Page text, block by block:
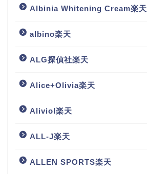
Albinia Whitening Cream楽天
albino楽天
ALG探偵社楽天
Alice+Olivia楽天
Aliviol楽天
ALL-J楽天
ALLEN SPORTS楽天